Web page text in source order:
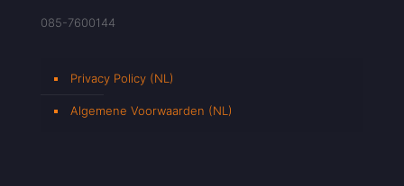
085-7600144
Privacy Policy (NL)
Algemene Voorwaarden (NL)